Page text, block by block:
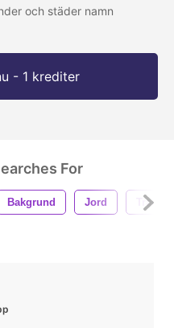
och städer namn
- 1 krediter
For
Bakgrund Jord